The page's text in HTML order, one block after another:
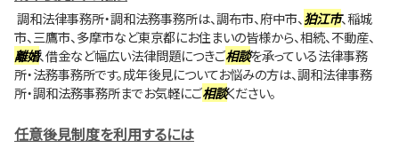
調和法律事務所・調和法務事務所は、調布市、府中市、狛江市、稲城
市、三鷹市、多摩市など東京都にお住まいの皆様から、相続、不動産、
離婚、借金など幅広い法律問題につきご相談を承っている法律事務
所・法務事務所です。成年後見についてお悩みの方は、調和法律事務
所・調和法務事務所までお気軽にご相談ください。
任意後見制度を利用するには